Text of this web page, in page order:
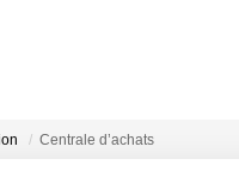
Centrale d’achats